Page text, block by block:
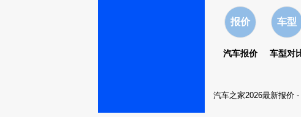
报价
汽车报价
车型
车型对
汽车之家2026最新报价-